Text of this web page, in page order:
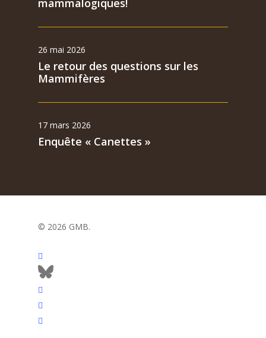
26 mai 2026
Le retour des questions sur les
Mammifères
17 mars 2026
Enquête « Canettes »
© 2026 GMB.
facebook
bluesky
vimeo
RSS
flickr